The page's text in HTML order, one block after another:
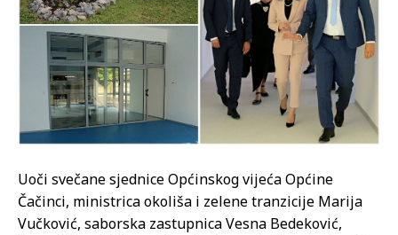
Uoči svečane sjednice Općinskog vijeća Općine
Čačinci, ministrica okoliša i zelene tranzicije Marija
Vučković, saborska zastupnica Vesna Bedeković,